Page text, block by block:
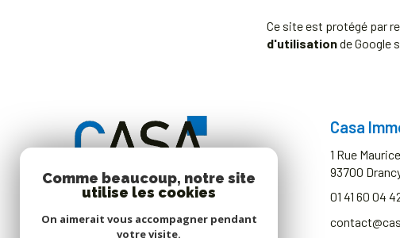
Ce site est protégé par
d'utilisationde Google
Casa
1 Rue
93700
01 41 60 04
Comme beaucoup, notre site
utilise les cookies
On aimerait vous accompagner pendant
votre visite.